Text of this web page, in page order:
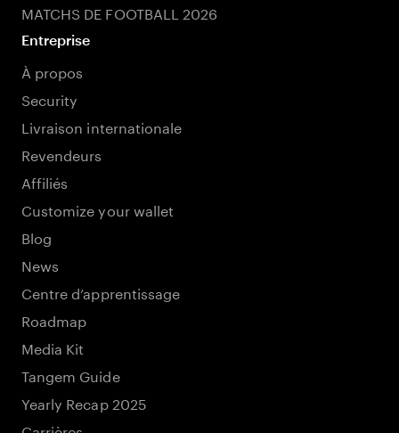
MATCHS DE FOOTBALL 2026
Entreprise
À propos
Security
Livraison internationale
Revendeurs
Affiliés
Customize your wallet
Blog
News
Centre d’apprentissage
Roadmap
Media Kit
Tangem Guide
Yearly Recap 2025